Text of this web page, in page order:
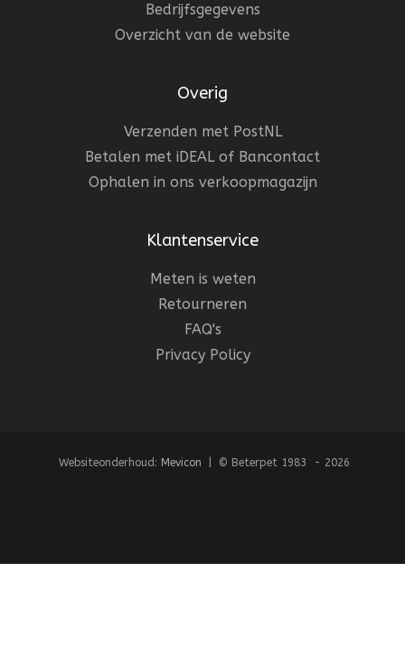
Bedrijfsgegevens
Overzicht van de website
Overig
Verzenden met PostNL
Betalen met iDEAL of Bancontact
Ophalen in ons verkoopmagazijn
Klantenservice
Meten is weten
Retourneren
FAQ's
Privacy Policy
Websiteonderhoud: Mevicon | © Beterpet 1983 - 2026